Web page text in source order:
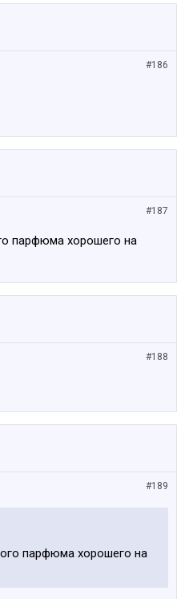
#186
#187
парфюма хорошего на
#188
#189
парфюма хорошего на